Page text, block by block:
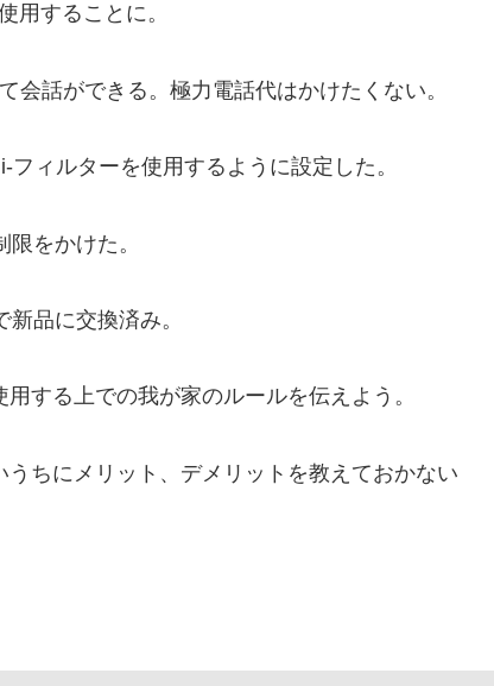
用することに。
会話ができる。極力電話代はかけたくない。
ィルターを使用するように設定した。
をかけた。
品に交換済み。
する上での我が家のルールを伝えよう。
ちにメリット、デメリットを教えておかない